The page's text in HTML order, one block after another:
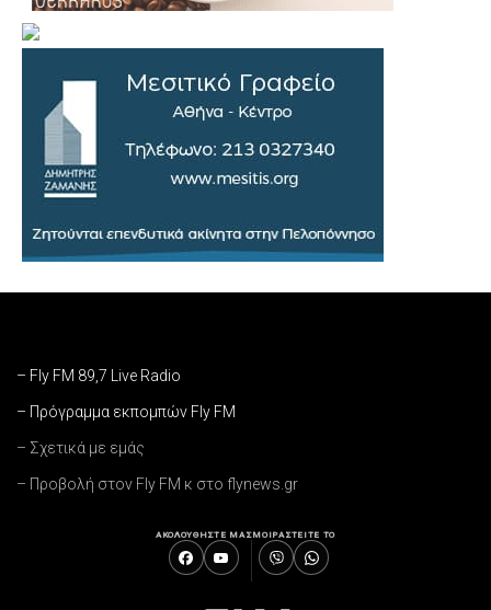
– Fly FM 89,7 Live Radio
– Πρόγραμμα εκπομπών Fly FM
– Σχετικά με εμάς
– Προβολή στον Fly FM κ στο flynews.gr
ΑΚΟΛΟΥΘΗΣΤΕ ΜΑΣΜΟΙΡΑΣΤΕΙΤΕ ΤΟ